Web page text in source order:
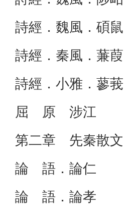
詩經．魏風．
詩經．秦風．
詩經．小雅．
屈 原 涉江
第二章 先秦
論 語．論仁
論 語．論孝